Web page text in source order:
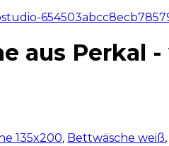
aus Perkal
135x200, Bettwäsche weiß,